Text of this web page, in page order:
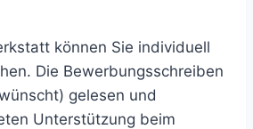
können Sie individuell
Die Bewerbungsschreiben
gelesen und
Unterstützung beim